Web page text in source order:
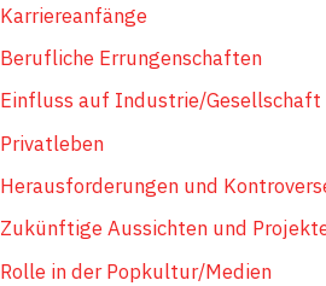
Karriereanfänge
Berufliche Errungenschaften
Einfluss auf Industrie/Gesellschaft
Privatleben
Herausforderungen und
Zukünftige Aussichten und
Rolle in der Popkultur/Medien